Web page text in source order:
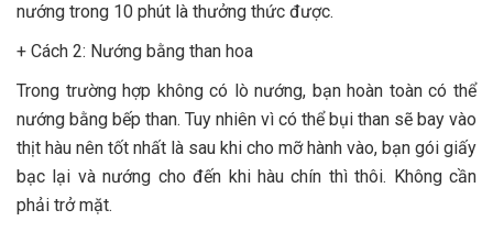
nướng trong 10 phút là thưởng thức được.
+ Cách 2: Nướng bằng than hoa
Trong trường hợp không có lò nướng, bạn hoàn toàn có thể
nướng bằng bếp than. Tuy nhiên vì có thể bụi than sẽ bay vào
thịt hàu nên tốt nhất là sau khi cho mỡ hành vào, bạn gói giấy
bạc lại và nướng cho đến khi hàu chín thì thôi. Không cần
phải trở mặt.